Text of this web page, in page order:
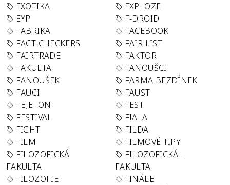
EXOTIKA
EXPLOZE
EYP
F-DROID
FABRIKA
FACEBOOK
FACT-CHECKERS
FAIR LIST
FAIRTRADE
FAKTOR
FAKULTA
FANOUŠCI
FANOUŠEK
FARMA BEZDÍNEK
FAUCI
FAUST
FEJETON
FEST
FESTIVAL
FIALA
FIGHT
FILDA
FILM
FILMOVÉ TIPY
FILOZOFICKÁ
FAKULTA
FILOZOFICKÁ-
FAKULTA
FILOZOFIE
FINÁLE